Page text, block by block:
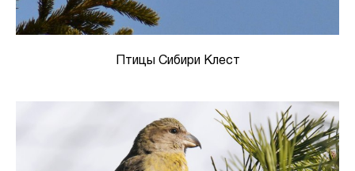
Птицы Сибири Клест